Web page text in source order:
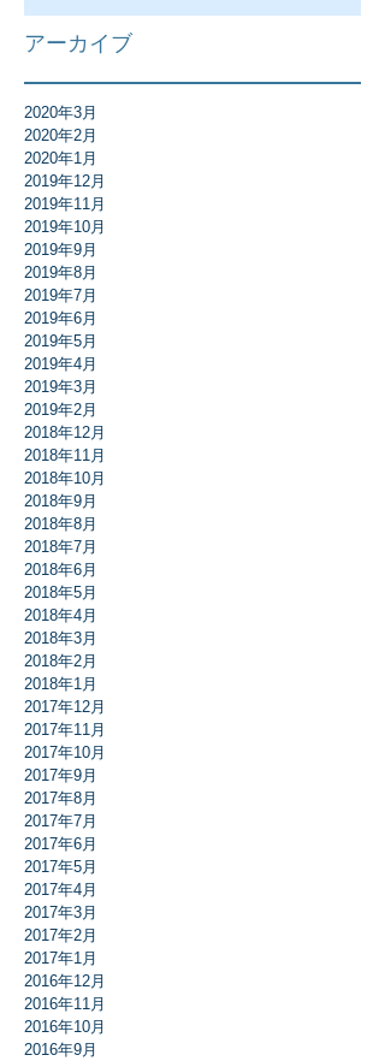
アーカイブ
2020年3月
2020年2月
2020年1月
2019年12月
2019年11月
2019年10月
2019年9月
2019年8月
2019年7月
2019年6月
2019年5月
2019年4月
2019年3月
2019年2月
2018年12月
2018年11月
2018年10月
2018年9月
2018年8月
2018年7月
2018年6月
2018年5月
2018年4月
2018年3月
2018年2月
2018年1月
2017年12月
2017年11月
2017年10月
2017年9月
2017年8月
2017年7月
2017年6月
2017年5月
2017年4月
2017年3月
2017年2月
2017年1月
2016年12月
2016年11月
2016年10月
2016年9月